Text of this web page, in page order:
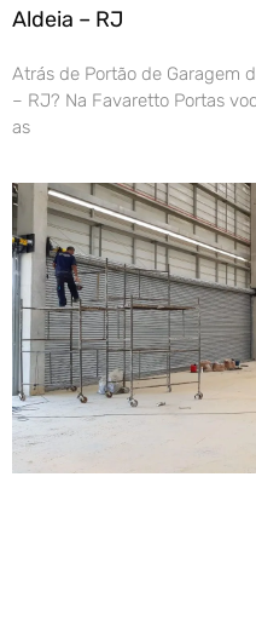
Aldeia – RJ
Atrás de Portão de Garagem
– RJ? Na Favaretto Portas
as